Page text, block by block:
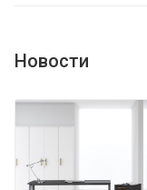
Новости